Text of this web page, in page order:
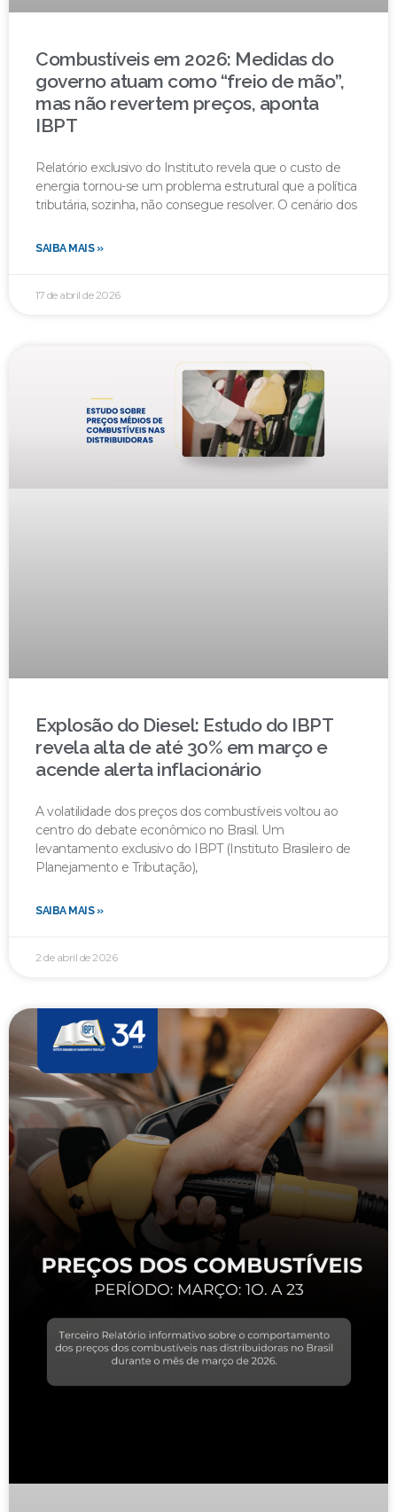
Combustíveis em 2026: Medidas do
governo atuam como “freio de mão”,
mas não revertem preços, aponta
IBPT
Relatório exclusivo do Instituto revela que o custo de
energia tornou-se um problema estrutural que a política
tributária, sozinha, não consegue resolver. O cenário dos
SAIBA MAIS »
17 de abril de 2026
Explosão do Diesel: Estudo do IBPT
revela alta de até 30% em março e
acende alerta inflacionário
A volatilidade dos preços dos combustíveis voltou ao
centro do debate econômico no Brasil. Um
levantamento exclusivo do IBPT (Instituto Brasileiro de
Planejamento e Tributação),
SAIBA MAIS »
2 de abril de 2026